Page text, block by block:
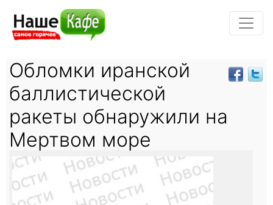
Обломки иранской
баллистической
ракеты обнаружили на
Мертвом море